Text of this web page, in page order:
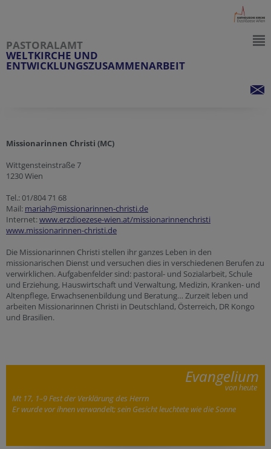
PASTORALAMT
WELTKIRCHE UND
ENTWICKLUNGSZUSAMMENARBEIT
Missionarinnen Christi (MC)
Wittgensteinstraße 7
1230 Wien
Tel.: 01/804 71 68
Mail: mariah@missionarinnen-christi.de
Internet:www.erzdioezese-wien.at/missionarinnenchristi
www.missionarinnen-christi.de
Die Missionarinnen Christi stellen ihr ganzes Leben in den
missionarischen Dienst und versuchen dies in verschiedenen Berufen zu
verwirklichen. Aufgabenfelder sind: pastoral- und Sozialarbeit, Schule
und Erziehung, Hauswirtschaft und Verwaltung, Medizin, Kranken- und
Altenpflege, Erwachsenenbildung und Beratung… Zurzeit leben und
arbeiten Missionarinnen Christi in Deutschland, Österreich, DR Kongo
und Brasilien.
Evangelium
von heute
Mt 17, 1–9 Fest der Verklärung des Herrn
Er wurde vor ihnen verwandelt; sein Gesicht leuchtete wie die Sonne